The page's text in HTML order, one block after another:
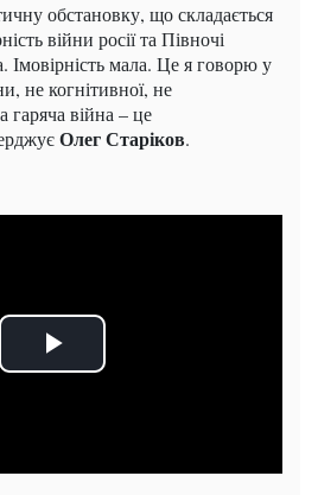
обстановку, що складається
війни росії та Півночі
мала. Це я говорю у
не когнітивної, не
гаряча війна – це
Олег Старіков.